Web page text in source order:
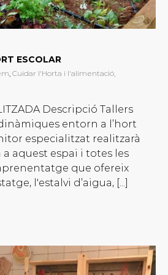
ESCOLAR
, Cuidar l'Horta i l'alimentació,
Descripció Tallers
entorn a l’hort
especialitzat realitzarà
aquest espai i totes les
que ofereix
l'estalvi d’aigua, [...]